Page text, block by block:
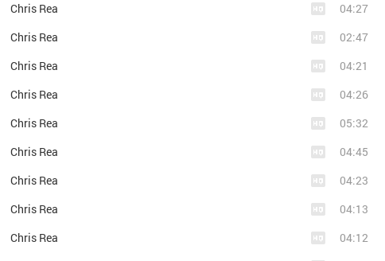
Chris Rea
04:27
Chris Rea
02:47
Chris Rea
04:21
Chris Rea
04:26
Chris Rea
05:32
Chris Rea
04:45
Chris Rea
04:23
Chris Rea
04:13
Chris Rea
04:12